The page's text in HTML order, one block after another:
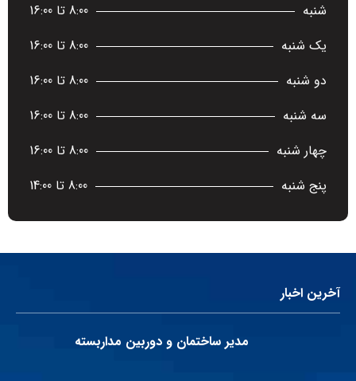
شنبه
8:00 تا 16:00
یک شنبه
8:00 تا 16:00
دو شنبه
8:00 تا 16:00
سه شنبه
8:00 تا 16:00
چهار شنبه
8:00 تا 16:00
پنج شنبه
8:00 تا 14:00
آخرین اخبار
مدیر ساختمان و دوربین مداربسته